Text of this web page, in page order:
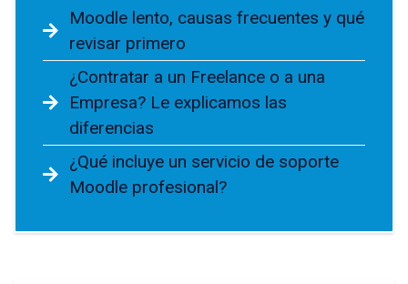
Moodle lento, causas frecuentes y qué
revisar primero
¿Contratar a un Freelance o a una
Empresa? Le explicamos las
diferencias
¿Qué incluye un servicio de soporte
Moodle profesional?